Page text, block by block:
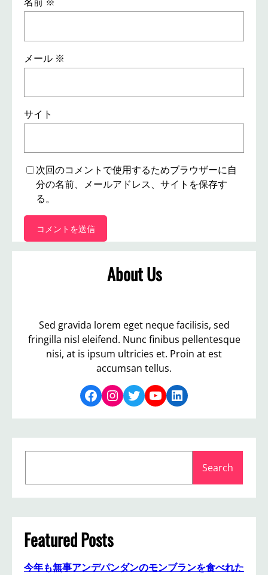
メール ※
サイト
次回のコメントで使用するためブラウザーに自
分の名前、メールアドレス、サイトを保存す
る。
About Us
Sed gravida lorem eget neque facilisis, sed
fringilla nisl eleifend. Nunc finibus pellentesque
nisi, at is ipsum ultricies et. Proin at est
accumsan tellus.
Facebook Instagram Twitter YouTube LinkedIn
a
r
c
h
Search
Featured Posts
今年も無事アンデパンダンのモンブランを食べれた